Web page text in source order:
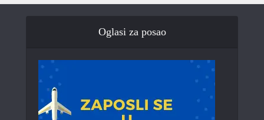
Oglasi za posao